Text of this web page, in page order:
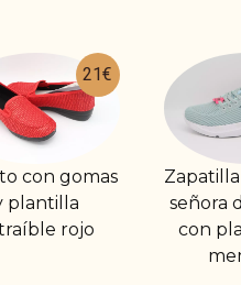
39€
deportiva
de cordón
plantilla de